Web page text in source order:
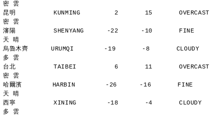
密 雲
昆明          KUNMING         2       15       OVERCAST
密 雲
瀋陽          SHENYANG      -22      -10       FINE
天 晴
烏魯木齊      URUMQI        -19       -8       CLOUDY
多 雲
台北          TAIBEI          6       11       OVERCAST
密 雲
哈爾濱        HARBIN        -26      -16       FINE
天 晴
西寧          XINING        -18       -4       CLOUDY
多 雲